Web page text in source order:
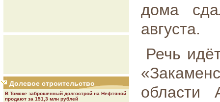
Долевое строительство
В Томске заброшенный долгострой на Нефтяной
продают за 151,3 млн рублей
дома
августа.
Речь
области